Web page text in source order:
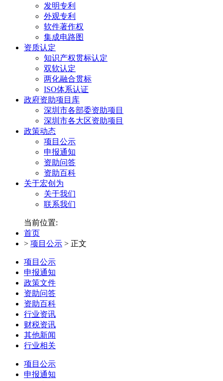
发明专利
外观专利
软件著作权
集成电路图
资质认定
知识产权贯标认定
双软认定
两化融合贯标
ISO体系认证
政府资助项目库
深圳市各部委资助项目
深圳市各大区资助项目
政策动态
项目公示
申报通知
资助问答
资助百科
关于宏创为
关于我们
联系我们
当前位置:
首页
> 项目公示 > 正文
项目公示
申报通知
政策文件
资助问答
资助百科
行业资讯
财税资讯
其他新闻
行业相关
项目公示
申报通知